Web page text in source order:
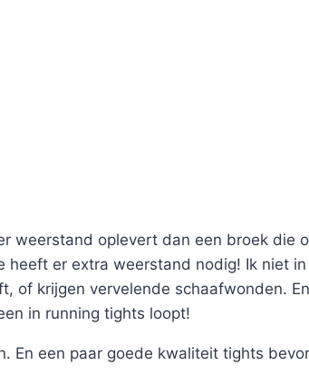
weerstand oplevert dan een broek die
er extra weerstand nodig! Ik niet
of krijgen vervelende schaafwonden.
in running tights loopt!
En een paar goede kwaliteit tights